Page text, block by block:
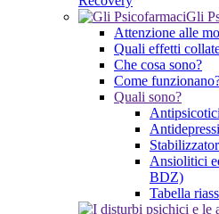
Gli
Attenzione alle
Quali effetti
Che cosa sono?
Come
Quali sono?
Antipsicotici
Ansiolitici
BDZ)
Tabella